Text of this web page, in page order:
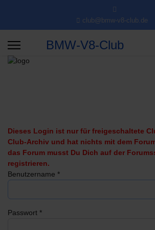
club@bmw-v8-club.de
BMW-V8-Club
Dieses Login ist nur für freigeschaltete
Club-Archiv und hat nichts mit dem
das Forum musst Du Dich auf der
registrieren.
Benutzername *
Passwort *